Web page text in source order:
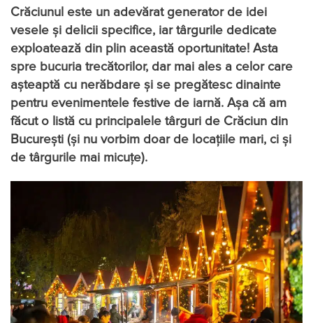
Crăciunul este un adevărat generator de idei
vesele şi delicii specifice, iar târgurile dedicate
exploatează din plin această oportunitate! Asta
spre bucuria trecătorilor, dar mai ales a celor care
aşteaptă cu nerăbdare şi se pregătesc dinainte
pentru evenimentele festive de iarnă. Așa că am
făcut o listă cu principalele târguri de Crăciun din
București (și nu vorbim doar de locațiile mari, ci și
de târgurile mai micuțe).